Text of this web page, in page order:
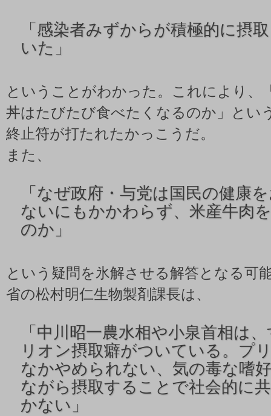
「感染者みずからが積極的に摂
いた」
ということがわかった。これにより、
丼はたびたび食べたくなるのか」とい
終止符が打たれたかっこうだ。
また、
「なぜ政府・与党は国民の健康
ないにもかかわらず、米産牛肉
のか」
という疑問を氷解させる解答となる可
省の松村明仁生物製剤課長は、
「中川昭一農水相や小泉首相は
リオン摂取癖がついている。プ
なかやめられない、気の毒な嗜
ながら摂取することで社会的に
かない」